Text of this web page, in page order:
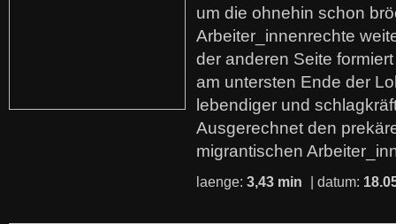
um die ohnehin schon
Arbeiter_innenrechte
der anderen Seite
am untersten Ende der
lebendiger und
Ausgerechnet den
migrantischen
laenge: 3,43 min | datum: